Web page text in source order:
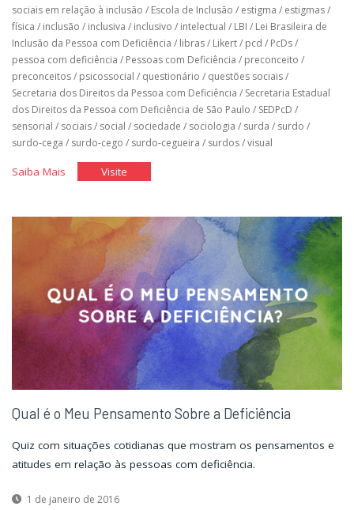
sociais em relação à inclusão / Escola de Inclusão / estigma / estigmas/
física / inclusão / inclusiva / inclusivo / intelectual / LBI / Lei Brasileira de
Inclusão da Pessoa com Deficiência / libras/ Likert/ pcd / PcDs/
pessoa com deficiência / Pessoas com Deficiência / preconceito /
preconceitos/ psicossocial / questionário / questões sociais/
Secretaria dos Direitos da Pessoa com Deficiência / Secretaria Estadual
dos Direitos da Pessoa com Deficiência de São Paulo / SEDPcD /
sensorial / sociais/ social / sociedade / sociologia / surda / surdo /
surdo-cega / surdo-cego / surdo-cegueira / surdos/visual
Saiba Mais"Questionário
Visite"Questionário
Qual é o Meu Pensamento Sobre a Deficiência
Quiz com situações cotidianas que mostram os pensamentos e
atitudes em relação às pessoas com deficiência.
1 de janeiro de 2016